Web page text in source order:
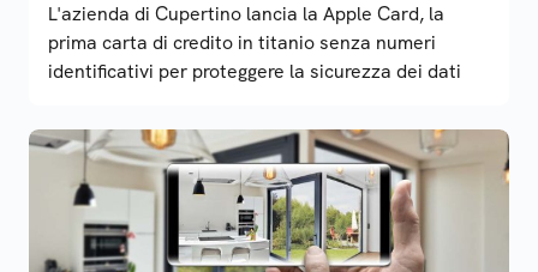
L'azienda di Cupertino lancia la Apple Card, la
prima carta di credito in titanio senza numeri
identificativi per proteggere la sicurezza dei dati